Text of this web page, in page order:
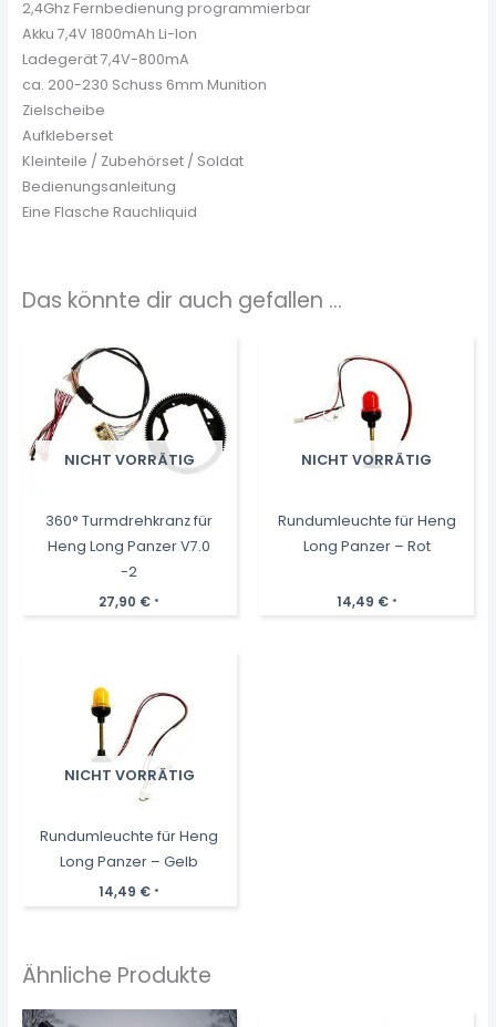
2,4Ghz Fernbedienung programmierbar
Akku 7,4V 1800mAh Li-Ion
Ladegerät 7,4V-800mA
ca. 200-230 Schuss 6mm Munition
Zielscheibe
Aufkleberset
Kleinteile / Zubehörset / Soldat
Bedienungsanleitung
Eine Flasche Rauchliquid
Das könnte dir auch gefallen …
NICHT VORRÄTIG
360° Turmdrehkranz für
Heng Long Panzer V7.0
-2
27,90 € *
NICHT VORRÄTIG
Rundumleuchte für Heng
Long Panzer – Rot
14,49 € *
NICHT VORRÄTIG
Rundumleuchte für Heng
Long Panzer – Gelb
14,49 € *
Ähnliche Produkte